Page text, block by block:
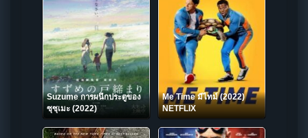
Suzume การผนึกประตูของ
ซุซุเมะ (2022)
Me Time มีไทม์ (2022)
NETFLIX